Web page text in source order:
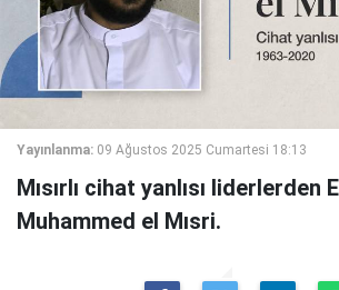
Yayınlanma: 09 Ağustos 2025 Cumartesi 18:13
Mısırlı cihat yanlısı liderlerden
Muhammed el Mısri.